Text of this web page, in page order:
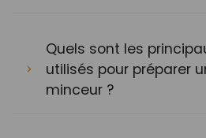
Quels sont les
utilisés pour préparer
minceur ?